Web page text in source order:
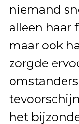
niemand
alleen haar
maar ook
zorgde
omstanders
het